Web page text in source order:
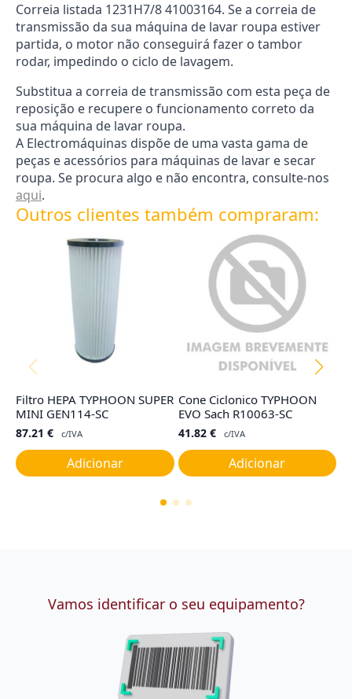
Correia listada 1231H7/8 41003164. Se a correia de
transmissão da sua máquina de lavar roupa estiver
partida, o motor não conseguirá fazer o tambor
rodar, impedindo o ciclo de lavagem.
Substitua a correia de transmissão com esta peça de
reposição e recupere o funcionamento correto da
sua máquina de lavar roupa.
A Electromáquinas dispõe de uma vasta gama de
peças e acessórios para máquinas de lavar e secar
roupa. Se procura algo e não encontra, consulte-nos
aqui.
Outros clientes também compraram:
Filtro HEPA TYPHOON SUPER
MINI GEN114-SC
87.21 € c/IVA
Adicionar
Cone Ciclonico TYPHOON
EVO Sach R10063-SC
41.82 € c/IVA
Adicionar
Vamos identificar o seu equipamento?